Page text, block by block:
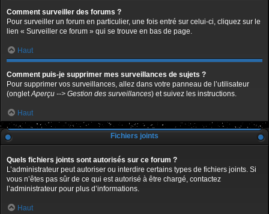
Comment surveiller des forums ?
Pour surveiller un forum en particulier, une fois entré sur celui-ci, cliquez sur le
lien « Surveiller ce forum » qui se trouve en bas de page.
Haut
Comment puis-je supprimer mes surveillances de sujets ?
Pour supprimer vos surveillances, allez dans votre panneau de l’utilisateur
(ongletAperçu --> Gestion des surveillances) et suivez les instructions.
Haut
Fichiers joints
Quels fichiers joints sont autorisés sur ce forum ?
L’administrateur peut autoriser ou interdire certains types de fichiers joints. Si
vous n’êtes pas sûr de ce qui est autorisé à être chargé, contactez
l’administrateur pour plus d’informations.
Haut